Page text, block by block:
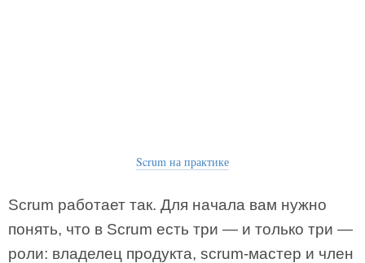
Scrum на практике
Scrum работает так. Для начала вам нужно
понять, что в Scrum есть три — и только три —
роли: владелец продукта, scrum-мастер и член